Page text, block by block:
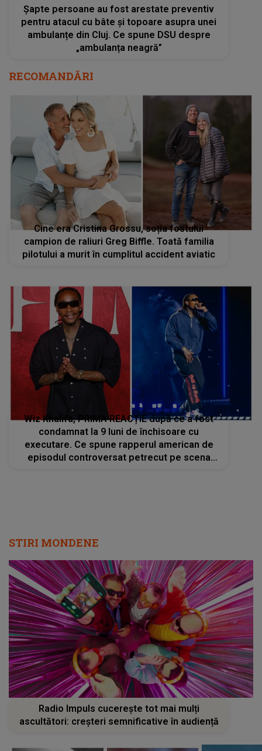
Șapte persoane au fost arestate preventiv
pentru atacul cu bâte și topoare asupra unei
ambulanțe din Cluj. Ce spune DSU despre
„ambulanța neagră”
RECOMANDĂRI
Cine era Cristina Grossu, soția fostului
campion de raliuri Greg Biffle. Toată familia
pilotului a murit în cumplitul accident aviatic
Wiz Khalifa, PRIMA REACȚIE după ce a fost
condamnat la 9 luni de închisoare cu
executare. Ce spune rapperul american de
episodul controversat petrecut pe scena
STIRI MONDENE
Radio Impuls cucerește tot mai mulți
ascultători: creșteri semnificative în audiență